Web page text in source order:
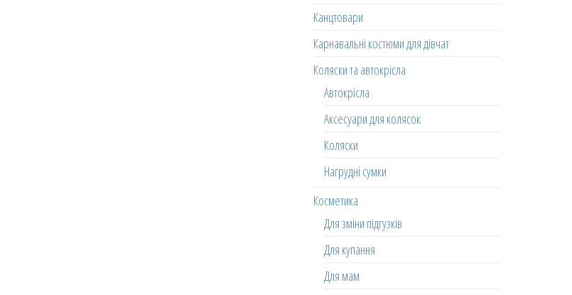
Канцтовари
Карнавальні костюми для дівчат
Коляски та автокрісла
Автокрісла
Аксесуари для колясок
Коляски
Нагрудні сумки
Косметика
Для зміни підгузків
Для купання
Для мам